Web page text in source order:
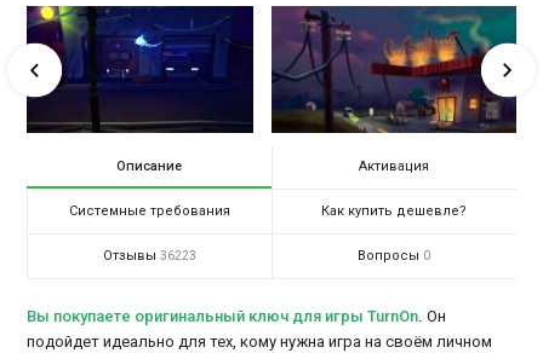
Описание Активация
Системные требования Как купить дешевле?
Отзывы 36223 Вопросы 0
Вы покупаете оригинальный ключ для игры TurnOn. Он
подойдет идеально для тех, кому нужна игра на своём личном